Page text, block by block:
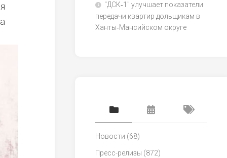
"ДСК‑1" улучшает показатели
передачи квартир дольщикам в
Ханты‑Мансийском округе
Новости (68)
Пресс-релизы (872)